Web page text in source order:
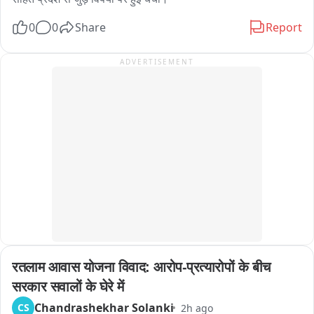
कड़ी मशक्कत के बावजूद मार्ग को खोला नहीं जा सका है। पहाड़ी से रह-
दिक्कतों का सामना करना पड़ रहा है।
0 0 Share Report
ADVERTISEMENT
रतलाम आवास योजना विवाद: आरोप-प्रत्यारोपों के बीच
सरकार सवालों के घेरे में
CS Chandrashekhar Solanki 2h ago